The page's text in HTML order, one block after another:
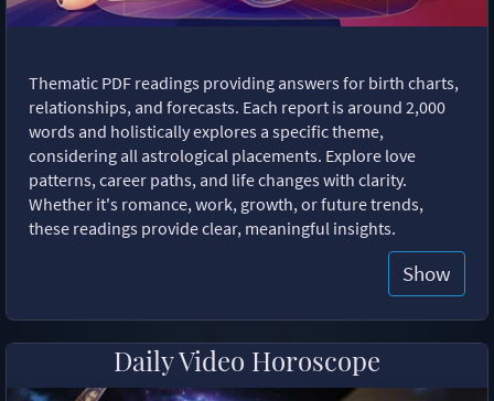
Thematic PDF readings providing answers for birth charts,
relationships, and forecasts. Each report is around 2,000
words and holistically explores a specific theme,
considering all astrological placements. Explore love
patterns, career paths, and life changes with clarity.
Whether it's romance, work, growth, or future trends,
these readings provide clear, meaningful insights.
Show
Daily Video Horoscope